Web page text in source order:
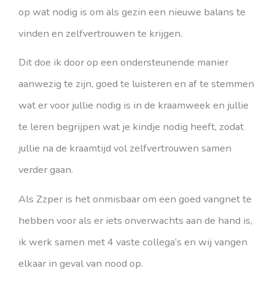
op wat nodig is om als gezin een nieuwe balans te
vinden en zelfvertrouwen te krijgen.
Dit doe ik door op een ondersteunende manier
aanwezig te zijn, goed te luisteren en af te stemmen
wat er voor jullie nodig is in de kraamweek en jullie
te leren begrijpen wat je kindje nodig heeft, zodat
jullie na de kraamtijd vol zelfvertrouwen samen
verder gaan.
Als Zzper is het onmisbaar om een goed vangnet te
hebben voor als er iets onverwachts aan de hand is,
ik werk samen met 4 vaste collega’s en wij vangen
elkaar in geval van nood op.